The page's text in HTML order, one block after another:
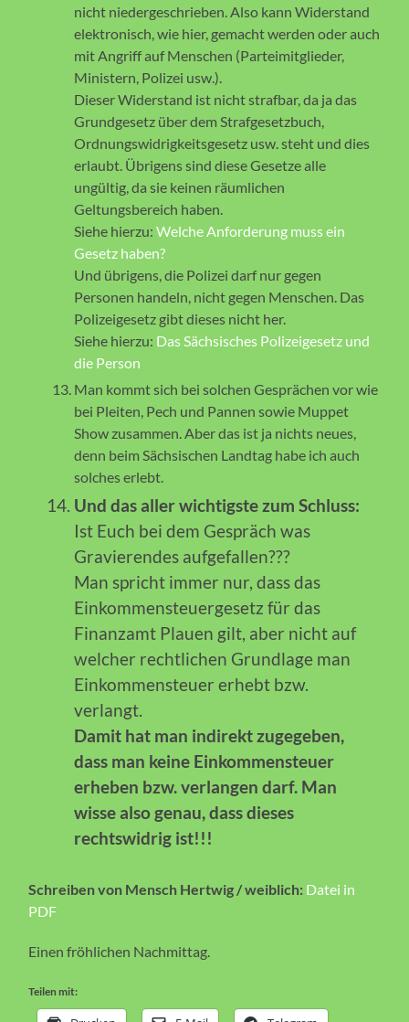
nicht niedergeschrieben. Also kann Widerstand
elektronisch, wie hier, gemacht werden oder auch
mit Angriff auf Menschen (Parteimitglieder,
Ministern, Polizei usw.).
Dieser Widerstand ist nicht strafbar, da ja das
Grundgesetz über dem Strafgesetzbuch,
Ordnungswidrigkeitsgesetz usw. steht und dies
erlaubt. Übrigens sind diese Gesetze alle
ungültig, da sie keinen räumlichen
Geltungsbereich haben.
Siehe hierzu:Welche Anforderung muss ein
Gesetz haben?
Und übrigens, die Polizei darf nur gegen
Personen handeln, nicht gegen Menschen. Das
Polizeigesetz gibt dieses nicht her.
Siehe hierzu: Das Sächsisches Polizeigesetz und
die Person
Man kommt sich bei solchen Gesprächen vor wie
bei Pleiten, Pech und Pannen sowie Muppet
Show zusammen. Aber das ist ja nichts neues,
denn beim Sächsischen Landtag habe ich auch
solches erlebt.
Und das aller wichtigste zum Schluss:
Ist Euch bei dem Gespräch was
Gravierendes aufgefallen???
Man spricht immer nur, dass das
Einkommensteuergesetz für das
Finanzamt Plauen gilt, aber nicht auf
welcher rechtlichen Grundlage man
Einkommensteuer erhebt bzw.
verlangt.
Damit hat man indirekt zugegeben,
dass man keine Einkommensteuer
erheben bzw. verlangen darf. Man
wisse also genau, dass dieses
rechtswidrig ist!!!
Schreiben von Mensch Hertwig / weiblich: Datei in
PDF
Einen fröhlichen Nachmittag.
Teilen mit: